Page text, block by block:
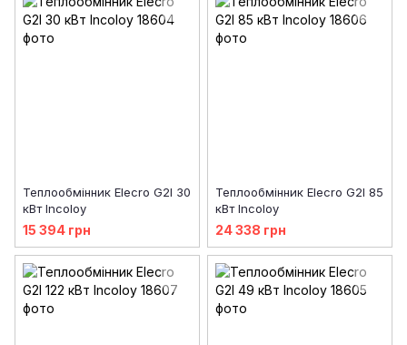
Теплообмінник Elecro G2I 30
кВт Incoloy
15 394 грн
Теплообмінник Elecro G2I 85
кВт Incoloy
24 338 грн